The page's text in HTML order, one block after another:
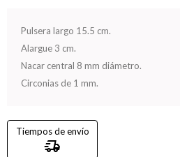
Pulsera largo 15.5 cm.
Alargue 3 cm.
Nacar central 8 mm diámetro.
Circonias de 1 mm.
Tiempos de envío
delivery_truck_speed
Nacimiento
San Valentín
Día del niño